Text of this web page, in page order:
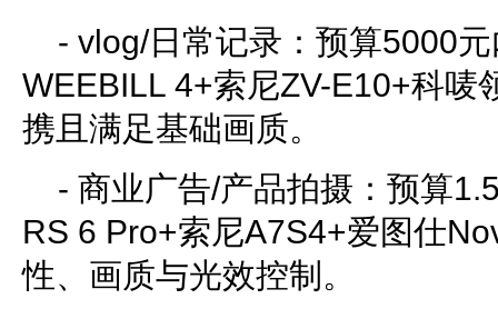
- vlog/日常记录：预算5000元
WEEBILL 4+索尼ZV-E10+科唛
携且满足基础画质。
- 商业广告/产品拍摄：预算
RS 6 Pro+索尼A7S4+爱图仕
性、画质与光效控制。